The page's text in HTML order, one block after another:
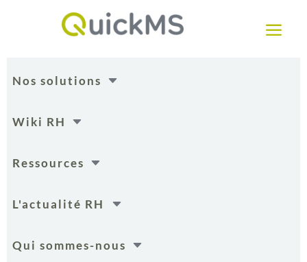
a
C
Nos solutions
C
Wiki RH
C
Ressources
C
L'actualité RH
C
Qui sommes-nous